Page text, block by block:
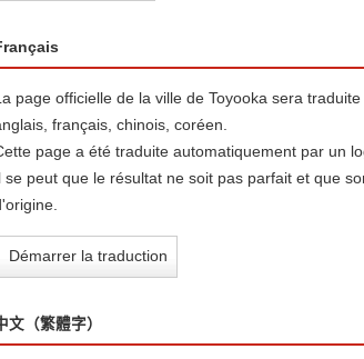
page officielle de la ville de Toyooka sera
français, chinois, coréen.
page a été traduite automatiquement par un
se peut que le résultat ne soit pas parfait et que
Démarrer la traduction
文（繁體字）